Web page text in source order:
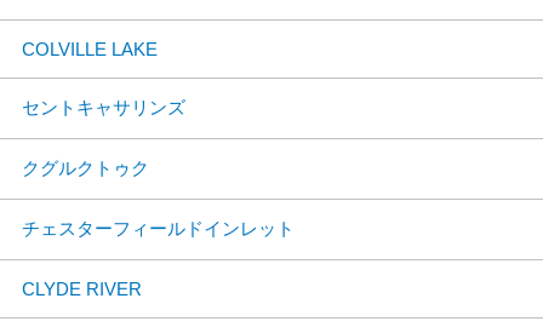
COLVILLE LAKE
セントキャサリンズ
クグルクトゥク
チェスターフィールドインレット
CLYDE RIVER